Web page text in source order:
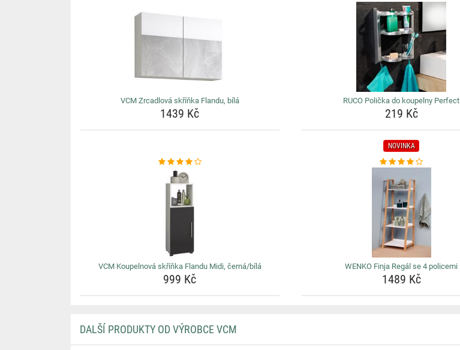
VCM Zrcadlová skříňka Flandu, bílá
1439 Kč
RUCO Polička do koupelny Perfect
219 Kč
VCM Koupelnová skříňka Flandu Midi, černá/bílá
999 Kč
NOVINKA
WENKO Finja Regál se 4 policemi
1489 Kč
DALŠÍ PRODUKTY OD VÝROBCE VCM